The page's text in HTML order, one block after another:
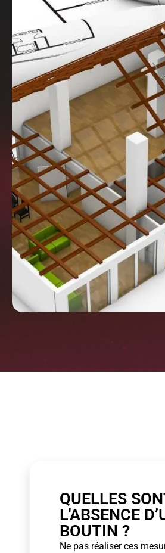
QUELLES
L'ABSENCE
BOUTIN ?
Ne pas réaliser ces